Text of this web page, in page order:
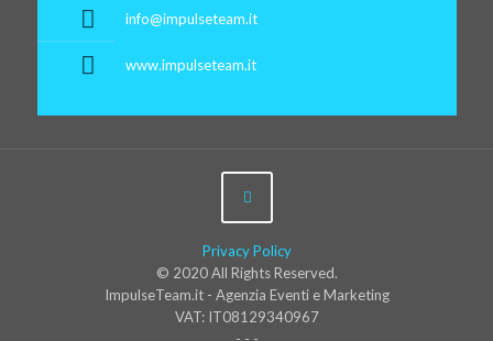
info@impulseteam.it
www.impulseteam.it
Privacy Policy
© 2020 All Rights Reserved.
ImpulseTeam.it - Agenzia Eventi e Marketing
VAT: IT08129340967